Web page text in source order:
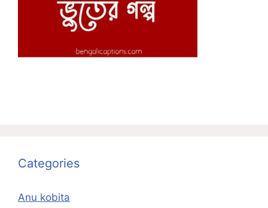
Categories
Anu kobita